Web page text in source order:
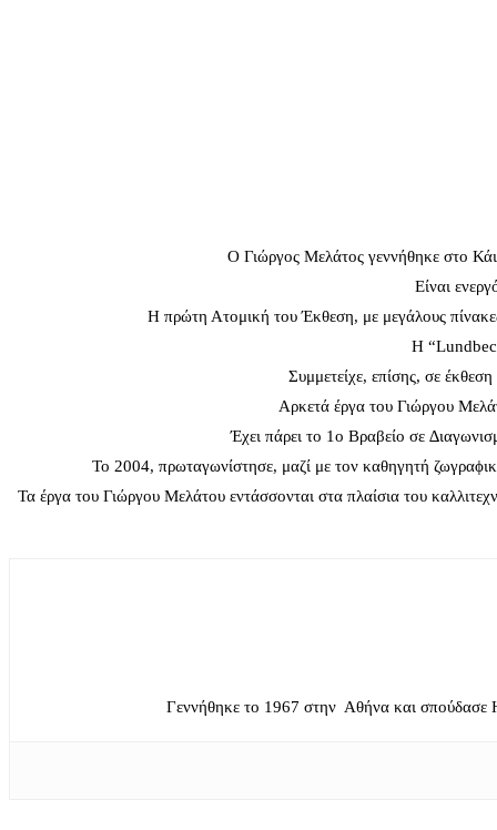
O Γιώργος Μελάτος γεννήθηκε στο
Είναι
Η πρώτη Ατομική του Έκθεση, με μεγάλους
Η
Συμμετείχε, επίσης, σε
Αρκετά έργα του Γιώργου
Έχει πάρει το 1ο Βραβείο σε
To 2004, πρωταγωνίστησε, μαζί με τον καθηγητή
Τα έργα του Γιώργου Μελάτου εντάσσονται στα πλαίσια του
Γεννήθηκε το 1967 στην Αθήνα και σπούδασε